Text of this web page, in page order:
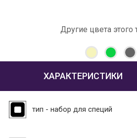
Другие цвета этого
ХАРАКТЕРИСТИКИ
тип - набор для специй